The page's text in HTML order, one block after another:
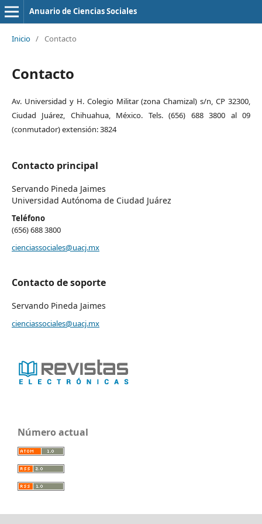
Anuario de Ciencias Sociales
Inicio / Contacto
Contacto
Av. Universidad y H. Colegio Militar (zona Chamizal) s/n, CP 32300,
Ciudad Juárez, Chihuahua, México. Tels. (656) 688 3800 al 09
(conmutador) extensión: 3824
Contacto principal
Servando Pineda Jaimes
Universidad Autónoma de Ciudad Juárez
Teléfono
(656) 688 3800
cienciassociales@uacj.mx
Contacto de soporte
Servando Pineda Jaimes
cienciassociales@uacj.mx
Número actual